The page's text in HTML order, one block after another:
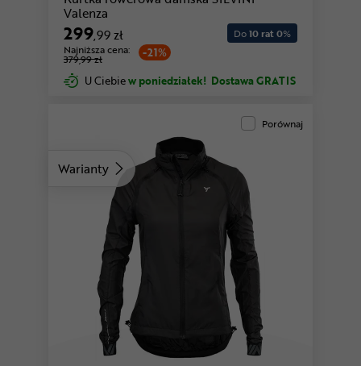
Valenza
299,99 zł
-21%
Najniższa cena:
379,99 zł
Do10 rat 0%
U Ciebiew poniedziałek! Dostawa GRATIS
Warianty
Porównaj